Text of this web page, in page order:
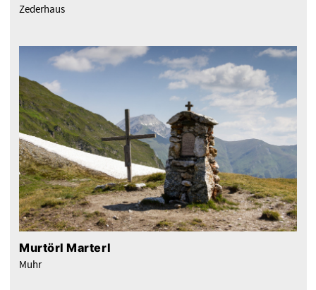
Zederhaus
Murtörl Marterl
Muhr